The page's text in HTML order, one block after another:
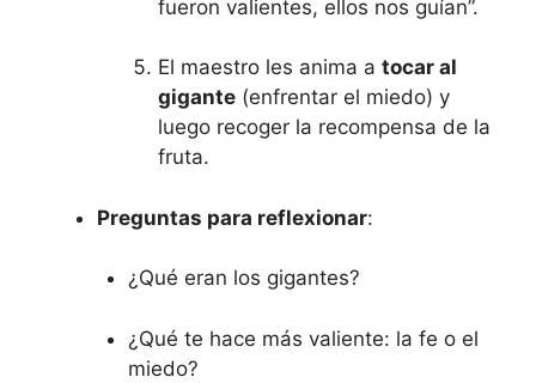
fueron valientes, ellos nos guían”.
El maestro les anima a tocar al
gigante (enfrentar el miedo) y
luego recoger la recompensa de la
fruta.
Preguntas para reflexionar:
¿Qué eran los gigantes?
¿Qué te hace más valiente: la fe o el
miedo?